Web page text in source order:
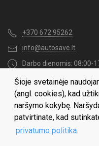
+370 672 95262
info@autosave.lt
Darbo dienomis: 08:00-
Naujienų užsakymas
Gaukite visas naujienas apie
Šioje svetainėje
(angl. cookies), kad
naršymo kokybę.
patvirtinate, kad
privatumo politika.